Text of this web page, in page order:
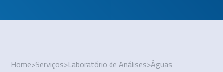
Home>Serviços>Laboratório de Análises>Águas